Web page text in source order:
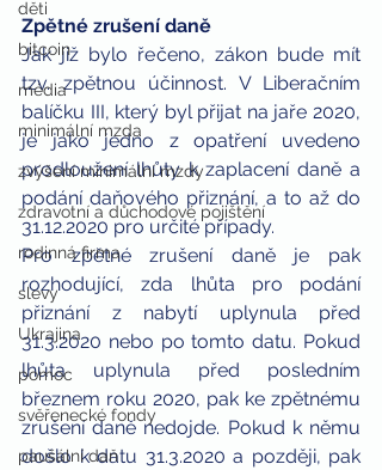
děti
bitcoin
média
minimální mzda
zvýšení minimální mzdy
zdravotní a důchodové pojištění
rodinná firma
slevy
Ukrajina
pomoc
svěřenecké fondy
paušální daň
Zpětné zrušení daně
Jak již bylo řečeno, zákon bude mít
tzv. zpětnou účinnost. V Liberačním
balíčku III, který byl přijat na jaře 2020,
je jako jedno z opatření uvedeno
prodloužení lhůty k zaplacení daně a
podání daňového přiznání, a to až do
31.12.2020 pro určité případy.
Pro zpětné zrušení daně je pak
rozhodující, zda lhůta pro podání
přiznání z nabytí uplynula před
31.3.2020 nebo po tomto datu. Pokud
lhůta uplynula před posledním
březnem roku 2020, pak ke zpětnému
zrušení daně nedojde. Pokud k němu
došlo k datu 31.3.2020 a později, pak